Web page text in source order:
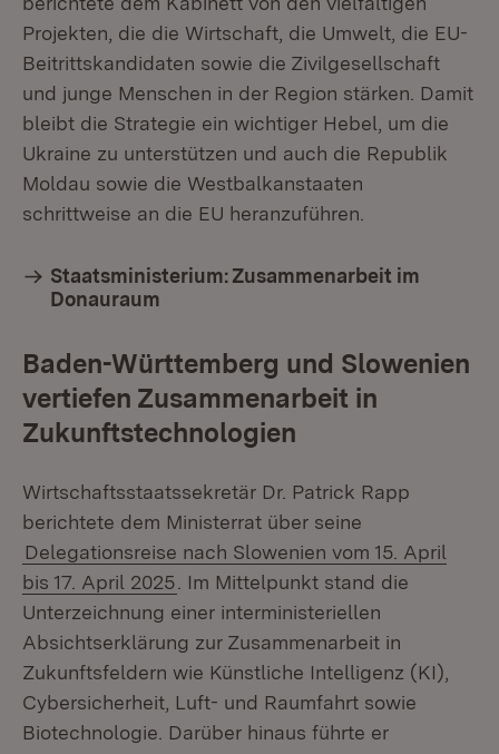
Projekten, die die Wirtschaft, die Umwelt, die EU-
Beitrittskandidaten sowie die Zivilgesellschaft
und junge Menschen in der Region stärken. Damit
bleibt die Strategie ein wichtiger Hebel, um die
Ukraine zu unterstützen und auch die Republik
Moldau sowie die Westbalkanstaaten
schrittweise an die EU heranzuführen.
Staatsministerium: Zusammenarbeit im
Donauraum
Baden-Württemberg und Slowenien
vertiefen Zusammenarbeit in
Zukunftstechnologien
Wirtschaftsstaatssekretär Dr. Patrick Rapp
berichtete dem Ministerrat über seine
Delegationsreise nach Slowenien vom 15. April
bis 17. April 2025 . Im Mittelpunkt stand die
Unterzeichnung einer interministeriellen
Absichtserklärung zur Zusammenarbeit in
Zukunftsfeldern wie Künstliche Intelligenz (KI),
Cybersicherheit, Luft- und Raumfahrt sowie
Biotechnologie. Darüber hinaus führte er